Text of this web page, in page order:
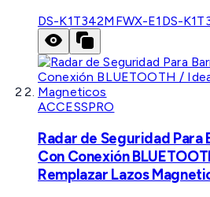
DS-K1T342MFWX-E1 DS-
ACCESSPRO
Radar de Seguridad Para
Con Conexión
Remplazar Lazos